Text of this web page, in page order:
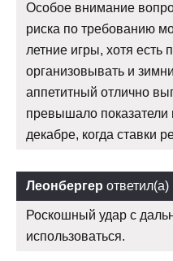
Особое внимание
риска по требованию
летние игры, хотя есть
организовывать и
аппетитный отлично
превышало показатели
декабре, когда ставки
Леонбергер ответил(а)
Роскошный удар с
использоваться.